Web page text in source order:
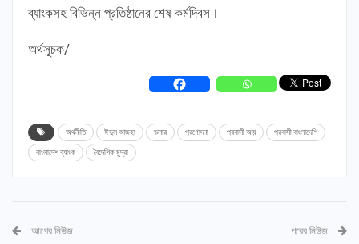
ব্যাংকসহ বিভিন্ন প্রতিষ্ঠানের শেষ কর্মদিবস।
অর্থসূচক/
অর্থনীতি ঈদুল আজহা ডলার প্রণোদনা প্রবাসী আয় প্রবাসী বাংলাদেশি
বাংলাদেশ ব্যাংক বৈদেশিক মুদ্রা
আগের নিউজ পরের নিউজ